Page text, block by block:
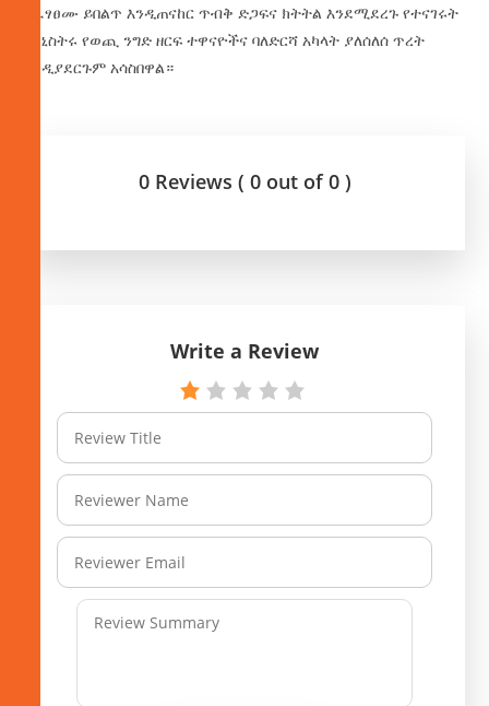
አፈፃፀሙ ይበልጥ እንዲጠናከር ጥብቅ ድጋፍና ክትትል እንደሚደረጉ የተናገሩት
ሚኒስትሩ የወጪ ንግድ ዘርፍ ተዋናዮችና ባለድርሻ አካላት ያለሰለሰ ጥረት
እንዲያደርጉም አሳስበዋል።
0 Reviews ( 0 out of 0 )
Write a Review